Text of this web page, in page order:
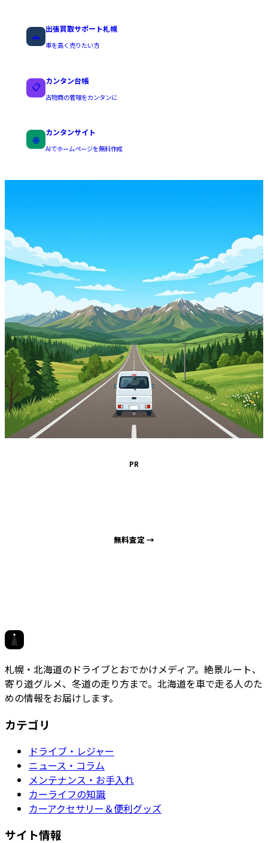
🚗
出張買取サポート札幌
車を高く売りたい方
📋 カンタン台帳
古物商の管理をカンタンに
🌐
カンタンサイト
AIでホームページを無料作成
PR
無料査定 →
札幌・北海道のドライブとおでかけメディア。絶景ルート、
寄り道グルメ、冬道の走り方まで。北海道を車で走る人のた
めの情報をお届けします。
カテゴリ
ドライブ・レジャー
ニュース・コラム
メンテナンス・お手入れ
カーライフの知識
カーアクセサリー＆便利グッズ
サイト情報